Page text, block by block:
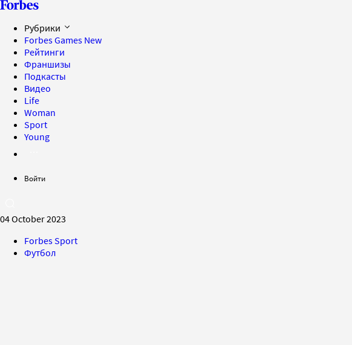
Рубрики
Forbes Games New
Рейтинги
Франшизы
Подкасты
Видео
Life
Woman
Sport
Young
Войти
04 October 2023
Forbes Sport
Футбол